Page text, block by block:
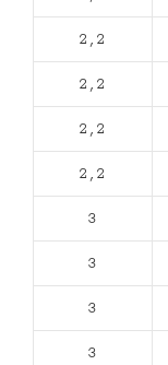
2,2
2,2
2,2
2,2
3
3
3
3